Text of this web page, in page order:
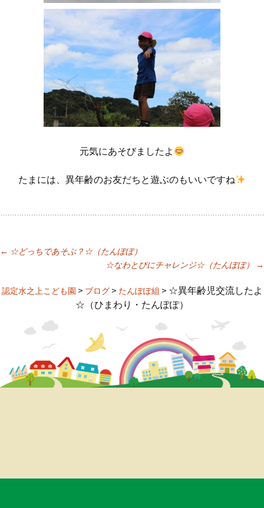
元気にあそびましたよ
たまには、異年齢のお友だちと遊ぶのもいいですね
投
ビ
← ☆どっちであそぶ？☆（たんぽぽ）
☆なわとびにチャレンジ☆（たんぽぽ）
→
認定水之上こども園 > ブログ> たんぽぽ組 > ☆異年齢児交流したよ
☆（ひまわり・たんぽぽ）